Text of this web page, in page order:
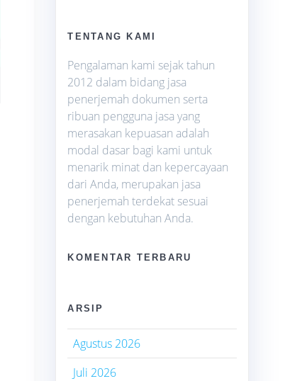
TENTANG KAMI
Pengalaman kami sejak tahun
2012 dalam bidang jasa
penerjemah dokumen serta
ribuan pengguna jasa yang
merasakan kepuasan adalah
modal dasar bagi kami untuk
menarik minat dan kepercayaan
dari Anda, merupakan jasa
penerjemah terdekat sesuai
dengan kebutuhan Anda.
KOMENTAR TERBARU
ARSIP
Agustus 2026
Juli 2026